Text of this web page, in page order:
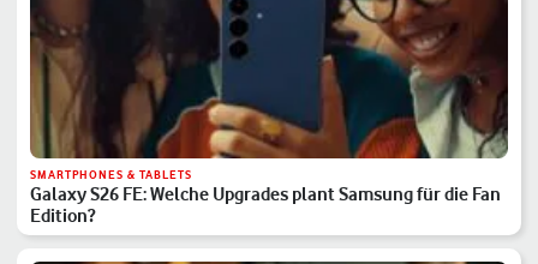
SMARTPHONES & TABLETS
Galaxy S26 FE: Welche Upgrades plant Samsung für die Fan
Edition?